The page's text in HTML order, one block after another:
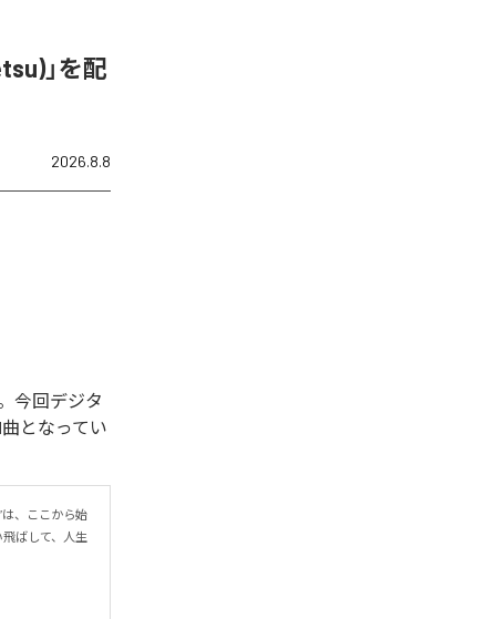
」を配
2026.8.8
今回デジタ
曲となってい
は、ここから始
ばして、人生